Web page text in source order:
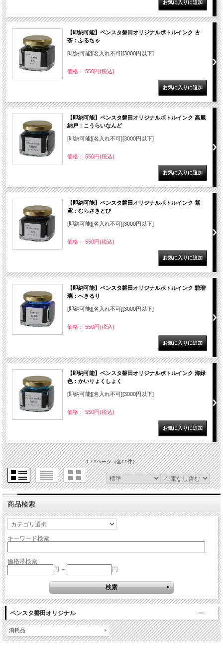
【即納可能】ペンスタ磐田オリジナルボトルインク 古
茶：ふるちゃ
[即納可能][名入れ不可][3000円以下]
価格： 550円(税込)
【即納可能】ペンスタ磐田オリジナルボトルインク 高麗
納戸：こうらいなんど
[即納可能][名入れ不可][3000円以下]
価格： 550円(税込)
【即納可能】ペンスタ磐田オリジナルボトルインク 紫
鳶：むらさきとび
[即納可能][名入れ不可][3000円以下]
価格： 550円(税込)
【即納可能】ペンスタ磐田オリジナルボトルインク 碧瑠
璃：へきるり
[即納可能][名入れ不可][3000円以下]
価格： 550円(税込)
【即納可能】ペンスタ磐田オリジナルボトルインク 海緑
色：かいりょくしょく
[即納可能][名入れ不可][3000円以下]
価格： 550円(税込)
1 / 1ページ（全11件）
商品検索
キーワード検索
価格帯検索
円 ～
円
ペンスタ磐田オリジナル
消耗品